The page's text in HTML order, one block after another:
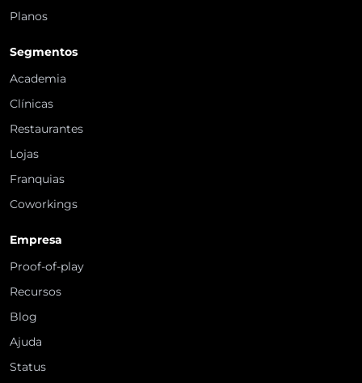
Planos
Segmentos
Academia
Clínicas
Restaurantes
Lojas
Franquias
Coworkings
Empresa
Proof-of-play
Recursos
Blog
Ajuda
Status